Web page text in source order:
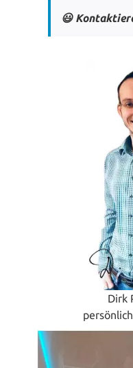
😃
Dirk